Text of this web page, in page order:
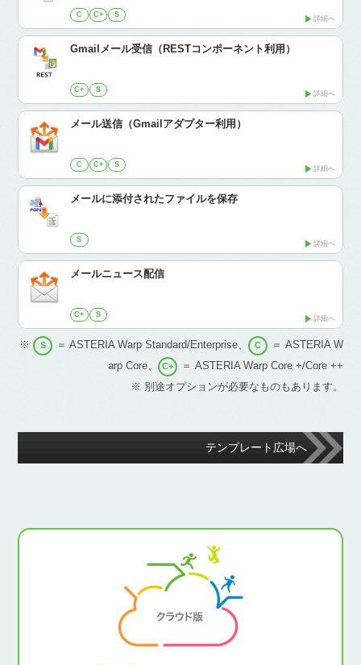
C C+ S 詳細へ
Gmailメール受信（RESTコンポーネント利用）
C+ S 詳細へ
メール送信（Gmailアダプター利用）
C C+ S 詳細へ
メールに添付されたファイルを保存
S 詳細へ
メールニュース配信
C+ S 詳細へ
※ S ＝ ASTERIA Warp Standard/Enterprise、 C
＝ ASTERIA W
arp Core、
C+
＝ ASTERIA Warp Core +/Core ++
※ 別途オプションが必要なものもあります。
テンプレート広場へ